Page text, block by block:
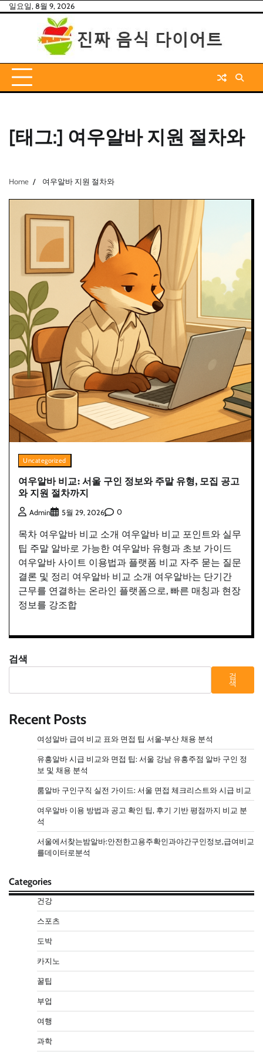
Skip일요일, 8월 9, 2026
[태그:] 여우알바 지원 절차와
Home 여우알바 지원 절차와
Uncategorized
여우알바 비교: 서울 구인 정보와 주말 유형, 모집 공고
와 지원 절차까지
Admin 5월 29, 2026 0
목차 여우알바 비교 소개 여우알바 비교 포인트와 실무
팁 주말 알바로 가능한 여우알바 유형과 초보 가이드
여우알바 사이트 이용법과 플랫폼 비교 자주 묻는 질문
결론 및 정리 여우알바 비교 소개 여우알바는 단기간
근무를 연결하는 온라인 플랫폼으로, 빠른 매칭과 현장
정보를 강조합
검색
검
색
Recent Posts
여성알바 급여 비교 표와 면접 팁 서울·부산 채용 분석
유흥알바 시급 비교와 면접 팁: 서울 강남 유흥주점 알바 구인 정
보 및 채용 분석
룸알바 구인구직 실전 가이드: 서울 면접 체크리스트와 시급 비교
여우알바 이용 방법과 공고 확인 팁, 후기 기반 평점까지 비교 분
석
서울에서찾는밤알바:안전한고용주확인과야간구인정보,급여비교
를데이터로분석
Categories
건강
스포츠
도박
카지노
꿀팁
부업
여행
과학